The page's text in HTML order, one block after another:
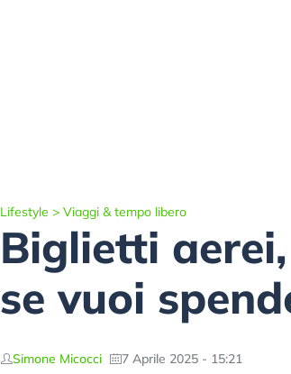
Lifestyle > Viaggi & tempo libero
Biglietti
se vuoi
Simone Micocci 7 Aprile 2025 - 15:21